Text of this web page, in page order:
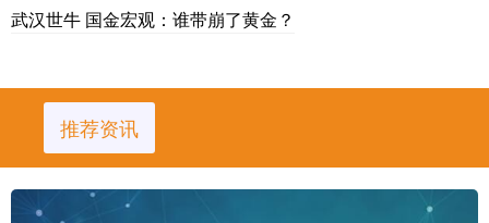
武汉世牛 国金宏观：谁带崩了黄金？
推荐资讯